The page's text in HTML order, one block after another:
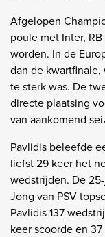
Afgelopen
poule met Inter,
worden. In de
dan de kwartfinale,
te sterk was. De
directe plaatsing
van aankomend
Pavlidis beleefde
liefst 29 keer het
wedstrijden. De
Jong van PSV
Pavlidis 137
keer scoorde en